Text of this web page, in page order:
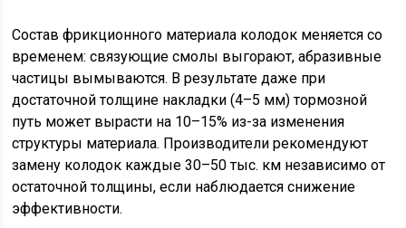
Состав фрикционного материала колодок меняется со
временем: связующие смолы выгорают, абразивные
частицы вымываются. В результате даже при
достаточной толщине накладки (4–5 мм) тормозной
путь может вырасти на 10–15% из-за изменения
структуры материала. Производители рекомендуют
замену колодок каждые 30–50 тыс. км независимо от
остаточной толщины, если наблюдается снижение
эффективности.